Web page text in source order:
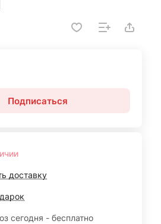
Подписаться
доставку
сегодня - бесплатно